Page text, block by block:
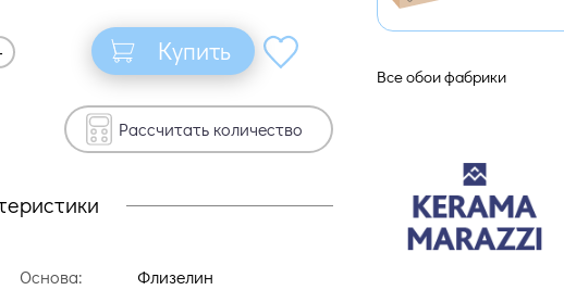
Купить
Рассчитать количество
Основа:
Флизелин
Все обои фабрики